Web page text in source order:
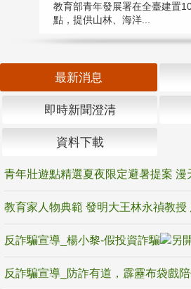
教育部青年發展署在全臺建置
點，提供山林、海洋...
最新消息
即時新聞澄清
資料下載
反詐騙宣導_楊小黎-假投資詐騙